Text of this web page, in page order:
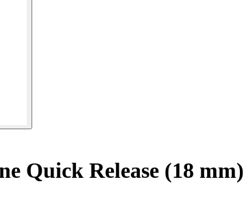
Quick Release (18 mm)